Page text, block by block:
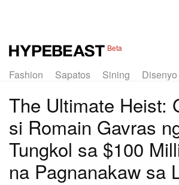
Beta
Fashion Sapatos Sining Disenyo
The Ultimate Heist:
si Romain Gavras
Tungkol sa $100
na Pagnanakaw sa